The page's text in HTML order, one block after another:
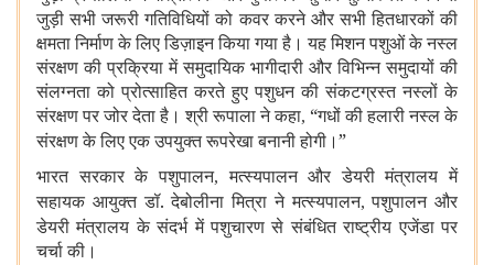
जुड़ी सभी जरूरी गतिविधियों को कवर करने और सभी हितधारकों की
क्षमता निर्माण के लिए डिज़ाइन किया गया है। यह मिशन पशुओं के नस्ल
संरक्षण की प्रक्रिया में समुदायिक भागीदारी और विभिन्न समुदायों की
संलग्नता को प्रोत्साहित करते हुए पशुधन की संकटग्रस्त नस्लों के
संरक्षण पर जोर देता है। श्री रूपाला ने कहा, “गधों की हलारी नस्ल के
संरक्षण के लिए एक उपयुक्त रूपरेखा बनानी होगी।”
भारत सरकार के पशुपालन,मत्स्यपालन और डेयरी मंत्रालय में
सहायक आयुक्त डॉ. देबोलीना मित्रा ने मत्स्यपालन,पशुपालन और
डेयरी मंत्रालय के संदर्भ में पशुचारण से संबंधित राष्ट्रीय एजेंडा पर
चर्चा की।